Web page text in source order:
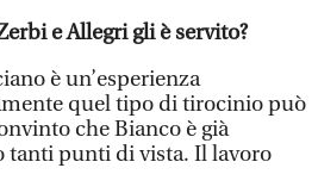
e Allegri gli è servito?
è un’esperienza
quel tipo di tirocinio può
che Bianco è già
tanti punti di vista. Il lavoro